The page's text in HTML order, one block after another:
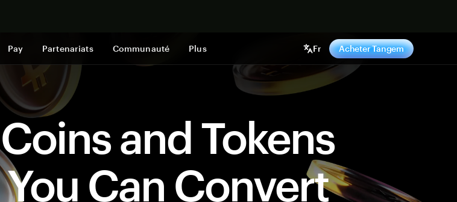
Pay Partenariats Communauté Plus Fr Acheter Tangem
Coins and Tokens
You Can Convert